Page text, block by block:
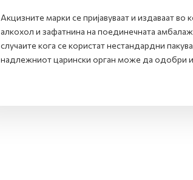
Акцизните марки се пријавуваат и издаваат
алкохол и зафатнина на поединечната
случаите кога се користат нестандардни
надлежниот царински орган може да одобри